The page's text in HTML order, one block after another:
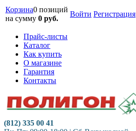
Корзина0 позиций
на сумму 0 руб.
Войти Регистрация
Прайс-листы
Каталог
Как купить
О магазине
Гарантия
Контакты
(812) 335 00 41